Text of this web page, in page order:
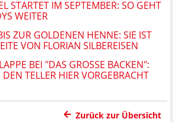
STARTET IM SEPTEMBER: SO GEHT
WEITER
ZUR GOLDENEN HENNE: SIE IST
VON FLORIAN SILBEREISEN
BEI "DAS GROSSE BACKEN": "
TELLER HIER VORGEBRACHT H
Zurück zur Übersicht